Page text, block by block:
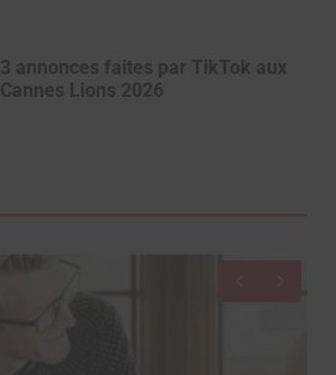
3 annonces faites par TikTok aux
Cannes Lions 2026